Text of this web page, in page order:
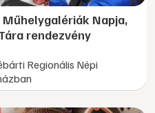
Napja,
rendezvény
Regionális Népi